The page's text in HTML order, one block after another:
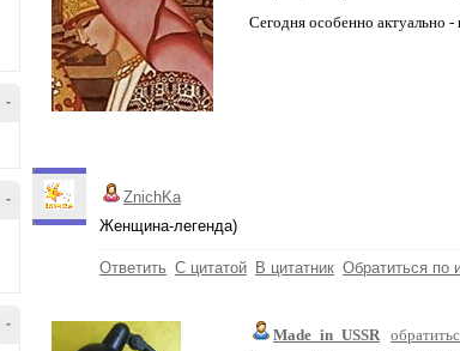
-
-
-
Сегодня особенно актуально
ZnichKa
Женщина-легенда)
Ответить С цитатой В цитатник Обратиться по
Made_in_USSR